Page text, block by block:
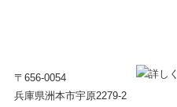
〒656-0054
兵庫県洲本市宇原2279-2